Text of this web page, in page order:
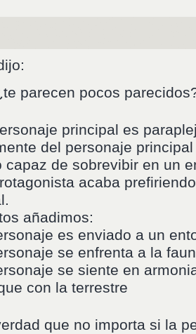
parecen pocos
principal es
del personaje
capaz de sobrevibir en un
acaba
añadimos:
es enviado a un
se enfrenta a la
se siente en
con la terrestre
que no importa si la